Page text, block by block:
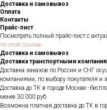
Доставка и самовывоз
Оплата
Контакты
Прайс-лист
Посмотреть полный прайс-лист с
по этой ссылке
Доставка и самовывоз
Доставка транспортными
Доставка заказов по России и СНГ
компаниями, по выбору покупателя и
Доставка до ТК в городе Москве -
менее 30 000 руб.
Возможна платная доставка до ТК в